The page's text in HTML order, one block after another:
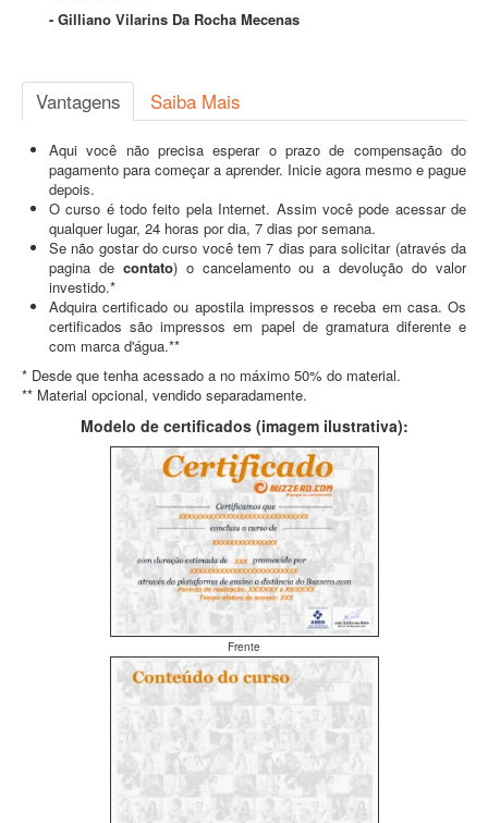
- Gilliano Vilarins Da Rocha Mecenas
Vantagens Saiba Mais
Aqui você não precisa esperar o prazo de compensação do
pagamento para começar a aprender. Inicie agora mesmo e pague
depois.
O curso é todo feito pela Internet. Assim você pode acessar de
qualquer lugar, 24 horas por dia, 7 dias por semana.
Se não gostar do curso você tem 7 dias para solicitar (através da
pagina de contato) o cancelamento ou a devolução do valor
investido.*
Adquira certificado ou apostila impressos e receba em casa. Os
certificados são impressos em papel de gramatura diferente e
com marca d'água.**
* Desde que tenha acessado a no máximo 50% do material.
** Material opcional, vendido separadamente.
Modelo de certificados (imagem ilustrativa):
Frente